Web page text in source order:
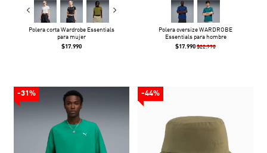
Polera corta Wardrobe Essentials
para mujer
$17.990
Polera oversize WARDROBE
Essentials para hombre
$17.990 $22.990
-31% -44%